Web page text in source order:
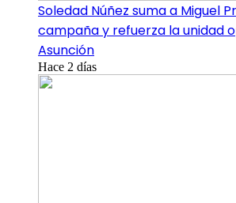
Soledad Núñez suma a Miguel
campaña y refuerza la unidad
Asunción
Hace 2 días